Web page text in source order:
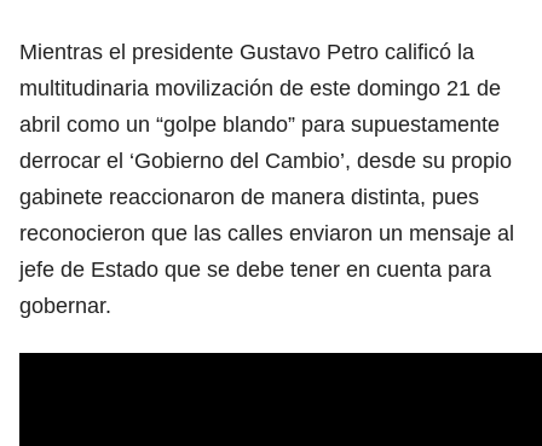
Mientras el presidente Gustavo Petro calificó la
multitudinaria movilización de este domingo 21 de
abril como un “golpe blando” para supuestamente
derrocar el ‘Gobierno del Cambio’, desde su propio
gabinete reaccionaron de manera distinta, pues
reconocieron que las calles enviaron un mensaje al
jefe de Estado que se debe tener en cuenta para
gobernar.